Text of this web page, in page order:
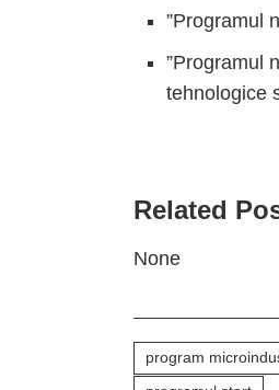
”Programul
”Programul
tehnologice
Related
None
program